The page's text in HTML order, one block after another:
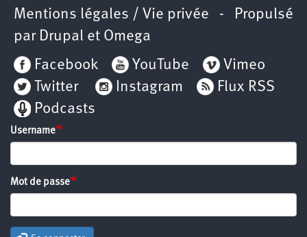
Mentions légales / Vie privée - Propulsé
par Drupal et Omega
Facebook
YouTube
Vimeo
Twitter
Instagram
Flux RSS
Podcasts
Username
Mot de passe